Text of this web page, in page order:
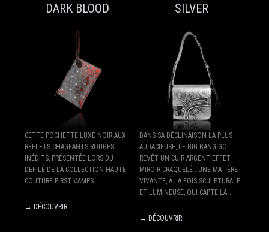
DARK BLOOD
CETTE POCHETTE LUXE NOIR AUX
REFLETS CHAGEANTS ROUGES
INÉDITS, PRÉSENTÉE LORS DU
DÉFILÉ DE LA COLLECTION HAUTE
COUTURE FIRST VAMPS.
→ DÉCOUVRIR
SILVER
DANS SA DÉCLINAISON LA PLUS
AUDACIEUSE, LE BIG BANG GO
REVÊT UN CUIR ARGENT EFFET
MIROIR CRAQUELÉ : UNE MATIÈRE
VIVANTE, À LA FOIS SCULPTURALE
ET LUMINEUSE, QUI CAPTE LA…
→ DÉCOUVRIR